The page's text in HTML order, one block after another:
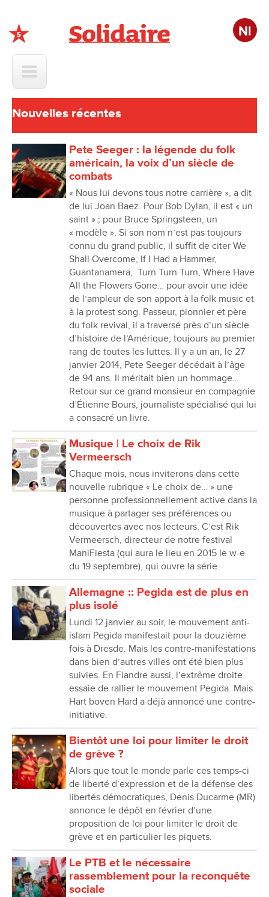
Nl
Solidaire
Nouvelles récentes
Pete Seeger : la légende du folk
américain, la voix d’un siècle de
combats
« Nous lui devons tous notre carrière », a dit
de lui Joan Baez. Pour Bob Dylan, il est « un
saint » ; pour Bruce Springsteen, un
« modèle ». Si son nom n’est pas toujours
connu du grand public, il suffit de citer We
Shall Overcome, If I Had a Hammer,
Guantanamera, Turn Turn Turn, Where Have
All the Flowers Gone… pour avoir une idée
de l’ampleur de son apport à la folk music et
à la protest song. Passeur, pionnier et père
du folk revival, il a traversé près d’un siècle
d’histoire de l’Amérique, toujours au premier
rang de toutes les luttes. Il y a un an, le 27
janvier 2014, Pete Seeger décédait à l’âge
de 94 ans. Il méritait bien un hommage…
Retour sur ce grand monsieur en compagnie
d’Étienne Bours, journaliste spécialisé qui lui
a consacré un livre.
Musique | Le choix de Rik
Vermeersch
Chaque mois, nous inviterons dans cette
nouvelle rubrique « Le choix de… » une
personne professionnellement active dans la
musique à partager ses préférences ou
découvertes avec nos lecteurs. C’est Rik
Vermeersch, directeur de notre festival
ManiFiesta (qui aura le lieu en 2015 le w-e
du 19 septembre), qui ouvre la série.
Allemagne :: Pegida est de plus en
plus isolé
Lundi 12 janvier au soir, le mouvement anti-
islam Pegida manifestait pour la douzième
fois à Dresde. Mais les contre-manifestations
dans bien d’autres villes ont été bien plus
suivies. En Flandre aussi, l’extrême droite
essaie de rallier le mouvement Pegida. Mais
Hart boven Hard a déjà annoncé une contre-
initiative.
Bientôt une loi pour limiter le droit
de grève ?
Alors que tout le monde parle ces temps-ci
de liberté d’expression et de la défense des
libertés démocratiques, Denis Ducarme (MR)
annonce le dépôt en février d’une
proposition de loi pour limiter le droit de
grève et en particulier les piquets.
Le PTB et le nécessaire
rassemblement pour la reconquête
sociale